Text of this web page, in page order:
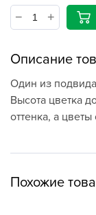
Описание
Один из
Высота цветка
оттенка, а
Похожие